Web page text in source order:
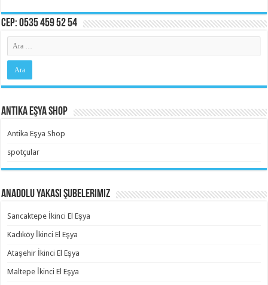
Cep: 0535 459 52 54
Antika Eşya Shop
Antika Eşya Shop
spotçular
Anadolu Yakası Şubelerimiz
Sancaktepe İkinci El Eşya
Kadıköy İkinci El Eşya
Ataşehir İkinci El Eşya
Maltepe İkinci El Eşya